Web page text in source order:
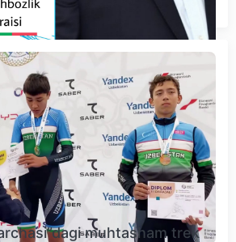
muhtasham trek